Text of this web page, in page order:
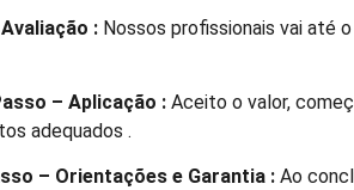
: Nossos profissionais vai até
– Aplicação : Aceito o valor,
adequados .
– Orientações e Garantia : Ao